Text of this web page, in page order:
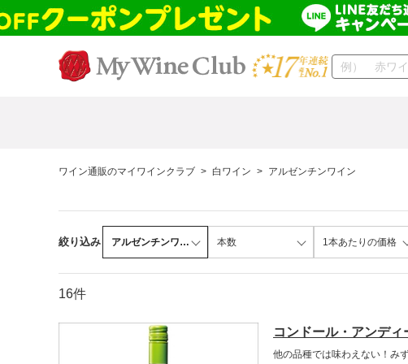
ワイン通販のマイワインクラブ > 白ワイン > アルゼンチンワイン
絞り込み アルゼンチンワイ… 本数 1本あたりの価格
16件
コンドール・アンディ
他の品種では味わえない！み